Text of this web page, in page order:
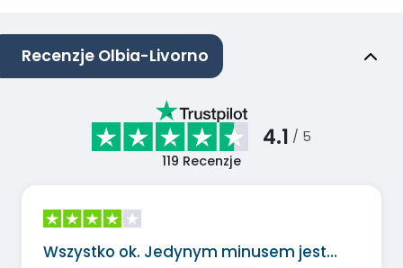
Recenzje Olbia-Livorno
4.1 / 5
119 Recenzje
Wszystko ok. Jedynym minusem jest…